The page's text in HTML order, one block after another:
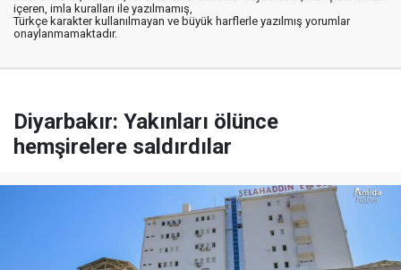
içeren, imla kuralları ile yazılmamış,
Türkçe karakter kullanılmayan ve büyük harflerle yazılmış yorumlar
onaylanmamaktadır.
Diyarbakır: Yakınları ölünce
hemşirelere saldırdılar